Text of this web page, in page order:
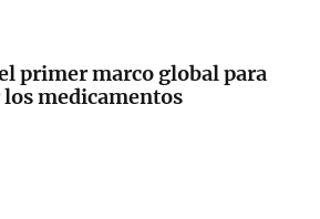
primer marco global para
medicamentos